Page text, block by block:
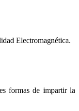
Electromagnética.
formas de impartir la